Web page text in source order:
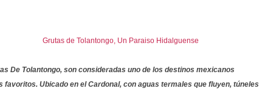
De Tolantongo, son consideradas uno de los destinos mexicanos
favoritos. Ubicado en elCardonal, con aguas termales que fluyen, túneles